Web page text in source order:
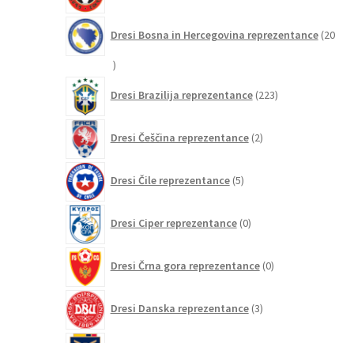
Dresi Bosna in Hercegovina reprezentance 20
20
Dresi Brazilija reprezentance 223izdelkov
Dresi Češčina reprezentance 2izdelka
Dresi Čile reprezentance 5izdelkov
Dresi Ciper reprezentance 0izdelkov
Dresi Črna gora reprezentance 0izdelkov
Dresi Danska reprezentance 3izdelki